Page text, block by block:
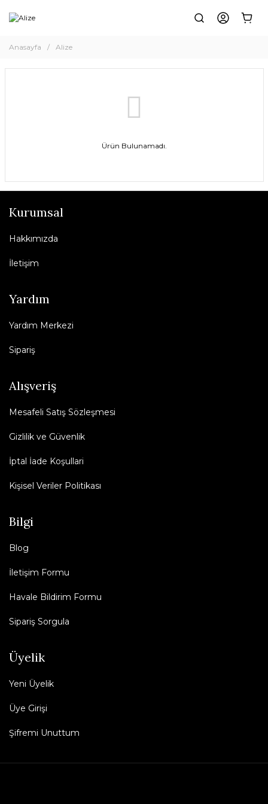
Anasayfa Alize
Ürün Bulunamadı.
Kurumsal
Hakkımızda
İletişim
Yardım
Yardım Merkezi
Sipariş
Alışveriş
Mesafeli Satış Sözleşmesi
Gizlilik ve Güvenlik
İptal İade Koşullari
Kişisel Veriler Politikası
Bilgi
Blog
İletişim Formu
Havale Bildirim Formu
Sipariş Sorgula
Üyelik
Yeni Üyelik
Üye Girişi
Şifremi Unuttum